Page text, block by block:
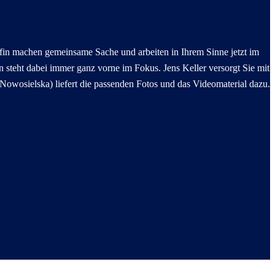
machen gemeinsame Sache und arbeiten in Ihrem Sinne jetzt im
dabei immer ganz vorne im Fokus. Jens Keller versorgt Sie mit
liefert die passenden Fotos und das Videomaterial dazu.